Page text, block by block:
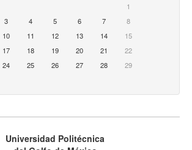
1
3 4 5 6 7
8
10 11 12 13 14
15
17 18 19 20 21
22
24 25 26 27 28
29
Universidad Politécnica